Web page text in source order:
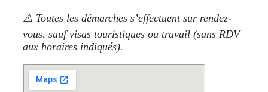
⚠️ Toutes les démarches s’effectuent sur rendez-
vous, sauf visas touristiques ou travail (sans RDV
aux horaires indiqués).